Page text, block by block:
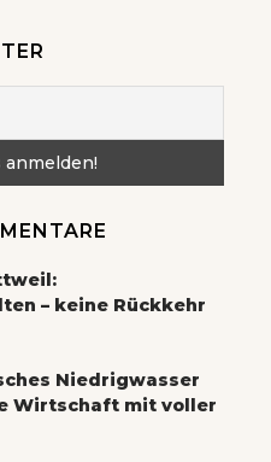
– keine Rückkehr
Niedrigwasser
Wirtschaft mit voller